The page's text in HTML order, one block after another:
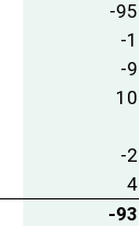
-95
-1
-9
10
-2
4
-93